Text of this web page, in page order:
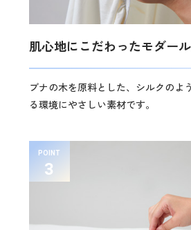
肌心地にこだわったモダー
ブナの木を原料とした、シルクのよ
る環境にやさしい素材です。
POINT